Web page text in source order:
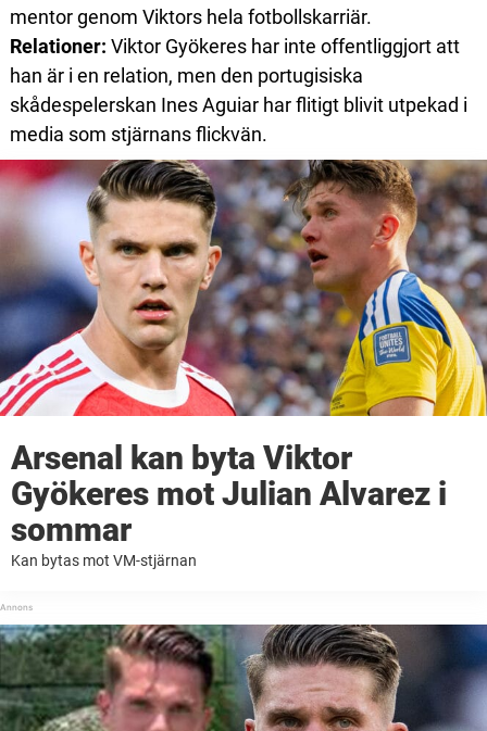
mentor genom Viktors hela fotbollskarriär.
Relationer: Viktor Gyökeres har inte offentliggjort att
han är i en relation, men den portugisiska
skådespelerskan Ines Aguiar har flitigt blivit utpekad i
media som stjärnans flickvän.
Arsenal kan byta Viktor
Gyökeres mot Julian Alvarez i
sommar
Kan bytas mot VM-stjärnan